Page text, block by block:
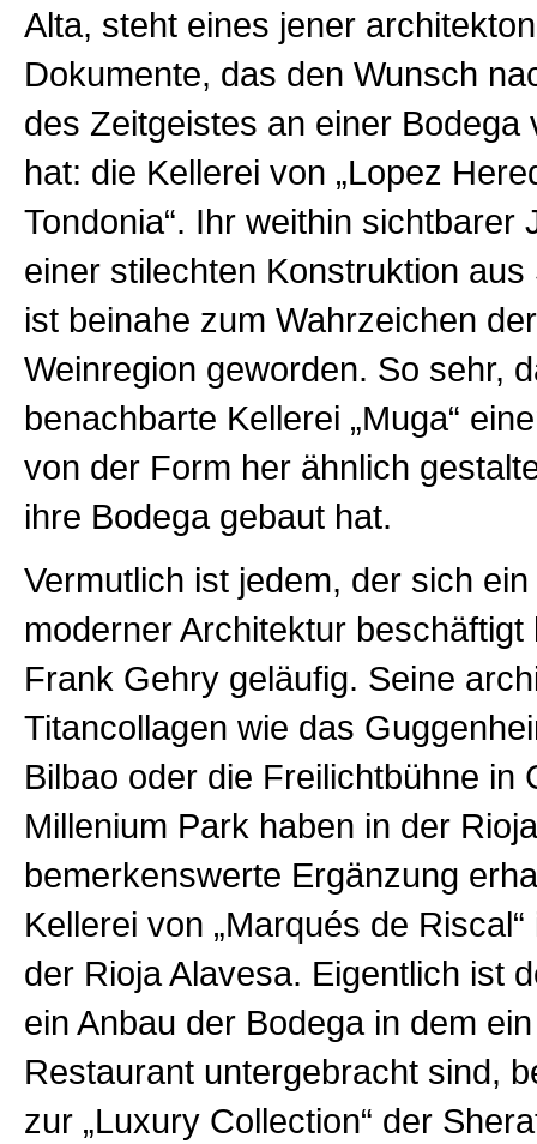
Alta, steht eines jener
Dokumente, das den Wunsch
des Zeitgeistes an einer Bodega
hat: die Kellerei von „Lopez
Tondonia“. Ihr weithin sichtbarer
einer stilechten Konstruktion aus
ist beinahe zum Wahrzeichen
Weinregion geworden. So sehr,
benachbarte Kellerei „Muga“
von der Form her ähnlich
ihre Bodega gebaut hat.
Vermutlich ist jedem, der sich
moderner Architektur beschäftigt
Frank Gehry geläufig. Seine
Titancollagen wie das
Bilbao oder die Freilichtbühne in
Millenium Park haben in der
bemerkenswerte Ergänzung
Kellerei von „Marqués de
der Rioja Alavesa. Eigentlich ist
ein Anbau der Bodega in dem
Restaurant untergebracht sind,
zur „Luxury Collection“ der